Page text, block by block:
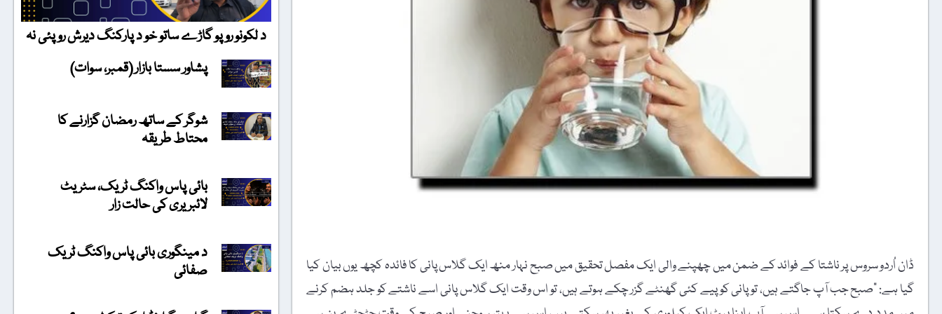
ڈان اُردو سروس پر ناشتا کے فوائد کے ضمن میں چھپنے والی ایک مفصل تحقیق میں صبح نہار منھ ایک گلاس پانی کا فائدہ کچھ یوں بیان کیا
گیا ہے: "صبح جب آپ جاگتے ہیں، تو پانی کو پیے کئی گھنٹے گزر چکے ہوتے ہیں، تو اس وقت ایک گلاس پانی اسے ناشتے کو جلد ہضم کرنے
د لکونو روپو گاڑے ساتو خو د پارکنگ دیرش روپئی نہ
پشاور سستا بازار (قمبر، سوات)
شوگر کے ساتھ رمضان گزارنے کا
محتاط طریقہ
بائی پاس واکنگ ٹریک، سٹریٹ
لائبریری کی حالت زار
د مینگوری بائی پاس واکنگ ٹریک
صفائی